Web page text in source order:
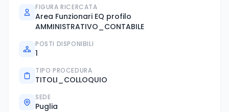
FIGURA RICERCATA
Area Funzionari EQ profilo
AMMINISTRATIVO_CONTABILE
POSTI DISPONIBILI
1
TIPO PROCEDURA
TITOLI_COLLOQUIO
SEDE
Puglia